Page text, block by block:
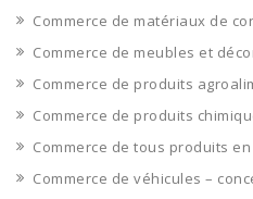
Commerce de matériaux de
Commerce de meubles et
Commerce de produits
Commerce de produits
Commerce de tous produits
Commerce de véhicules –